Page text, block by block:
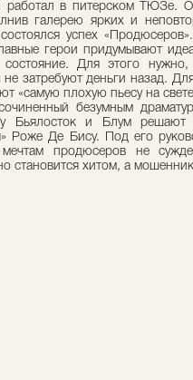
работал в питерском ТЮЗе.
галерею ярких и
успех
герои придумывают
Для этого нужно,
не затребуют деньги назад.
«самую плохую пьесу на
сочиненный безумным
Бьялосток и Блум решают
Роже Де Бису. Под его
продюсеров не
становится хитом, а